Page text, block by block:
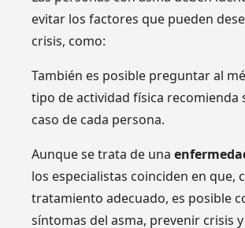
evitar los factores que pueden
crisis, como:
También es posible preguntar al
tipo de actividad física recomienda
caso de cada persona.
Aunque se trata de una
los especialistas coinciden en que,
tratamiento adecuado, es posible
síntomas del asma, prevenir crisis